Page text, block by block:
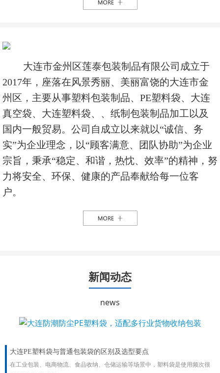
大连市金州区莲泰包装制品有限公司成立于
2017年，座落在风景秀丽、美丽富饶的大连市金
州区，主要从事塑料包装制品、PE塑料袋、大连
真空袋、大连塑料袋、、纸制包装制品加工以及
国内一般贸易。公司自成立以来就以“诚信、务
实”为企业理念，以“顾客满意、团队协助”为企业
宗旨，秉承“稳定、和谐，热忱、效率”的精神，努
力将安全、环保、健康的产品奉献给每一位客
户。
新闻动态
news
大连PE塑料袋与普通包装袋的区别及选型要点
在工业包装、电商物流、食品收纳、仓储运输等场景中，塑料袋是使用频次很